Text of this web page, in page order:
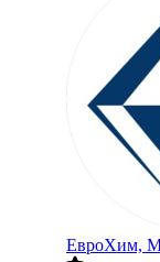
ЕвроХим,